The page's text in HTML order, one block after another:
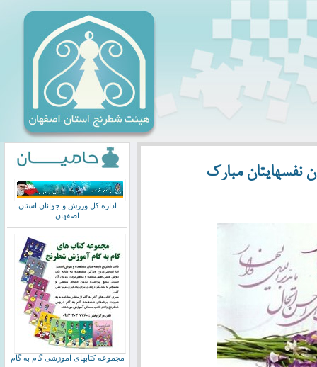
نفسهایتان مبارک
اداره کل ورزش و جوانان استان
اصفهان
مجموعه کتابهای اموزشی گام به گام